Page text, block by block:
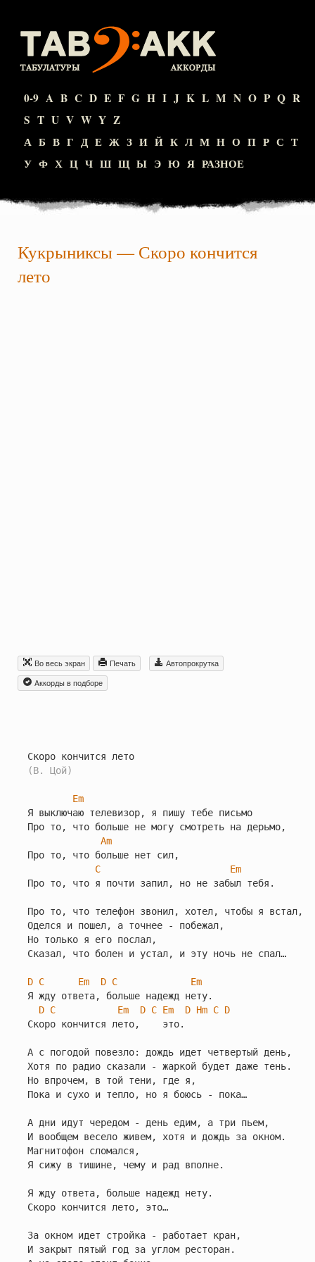
0-9 A B C D E F G H I J K L M N O P Q R
S T U V W Y Z
А Б В Г Д Е Ж З И Й К Л М Н О П Р С Т
У Ф Х Ц Ч Ш Щ Ы Э Ю Я РАЗНОЕ
Кукрыниксы—Скоро кончится
лето
Во весь экран Печать
Автопрокрутка
Aккорды в подборе
(В. Цой)
Em
Я выключаю телевизор, я пишу тебе письмо
Про то, что больше не могу смотреть на дерьмо,
Am
Про то, что больше нет сил,
C
Em
Про то, что я почти запил, но не забыл тебя.
Про то, что телефон звонил, хотел, чтобы я встал,
Оделся и пошел, а точнее - побежал,
Но только я его послал,
Сказал, что болен и устал, и эту ночь не спал…
D C Em D C
Em
Я жду ответа, больше надежд нету.
D C Em D C Em D Hm C D
Скоро кончится лето,    это.
А с погодой повезло: дождь идет четвертый день,
Хотя по радио сказали - жаркой будет даже тень.
Но впрочем, в той тени, где я,
Пока и сухо и тепло, но я боюсь - пока…
А дни идут чередом - день едим, а три пьем,
И вообщем весело живем, хотя и дождь за окном.
Магнитофон сломался,
Я сижу в тишине, чему и рад вполне.
Я жду ответа, больше надежд нету.
Скоро кончится лето, это…
За окном идет стройка - работает кран,
И закрыт пятый год за углом ресторан.